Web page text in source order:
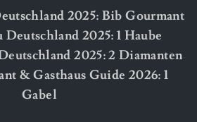
2025: Bib Gourmant
2025: 1 Haube
2025: 2 Diamanten
& Gasthaus Guide 2026: 1
Gabel